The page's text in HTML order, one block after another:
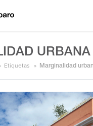
URBANA
Etiquetas Marginalidad